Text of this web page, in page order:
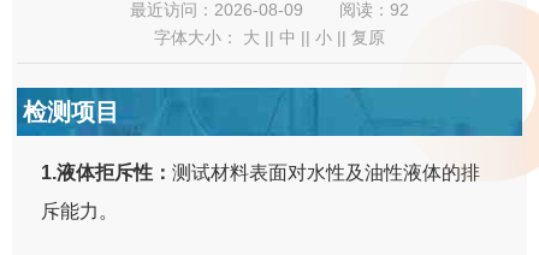
最近访问：2026-08-09
阅读：92
字体大小： 大 中 小 复原
检测项目
1.液体拒斥性：测试材料表面对水性及油性液体的排
斥能力。